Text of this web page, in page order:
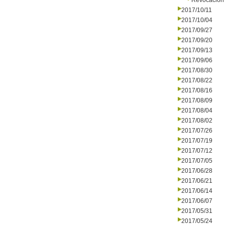
2017/10/11
2017/10/04
2017/09/27
2017/09/20
2017/09/13
2017/09/06
2017/08/30
2017/08/22
2017/08/16
2017/08/09
2017/08/04
2017/08/02
2017/07/26
2017/07/19
2017/07/12
2017/07/05
2017/06/28
2017/06/21
2017/06/14
2017/06/07
2017/05/31
2017/05/24